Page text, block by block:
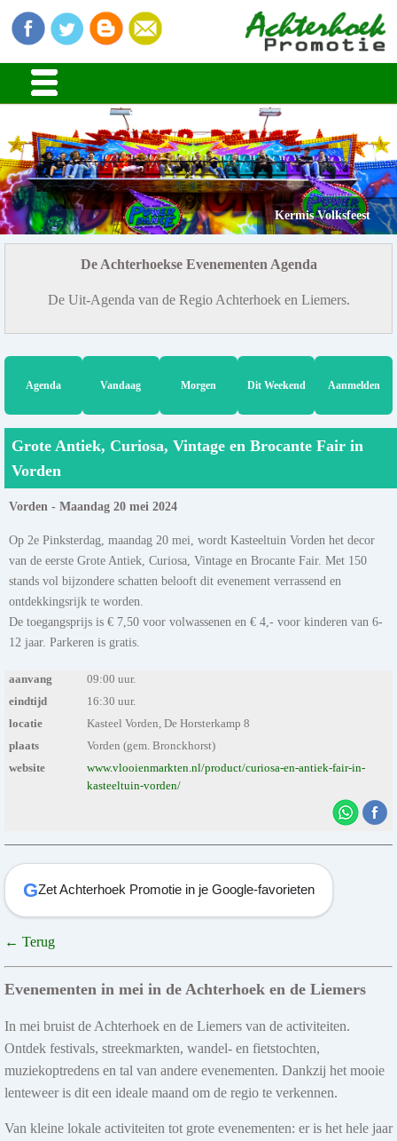
Kermis Volksfeest
De Achterhoekse Evenementen Agenda
De Uit-Agenda van de Regio Achterhoek en Liemers.
Agenda Vandaag Morgen Dit Weekend Aanmelden
Grote Antiek, Curiosa, Vintage en Brocante Fair in
Vorden
Vorden - Maandag 20 mei 2024
Op 2e Pinksterdag, maandag 20 mei, wordt Kasteeltuin Vorden het decor
van de eerste Grote Antiek, Curiosa, Vintage en Brocante Fair. Met 150
stands vol bijzondere schatten belooft dit evenement verrassend en
ontdekkingsrijk te worden.
De toegangsprijs is € 7,50 voor volwassenen en € 4,- voor kinderen van 6-
12 jaar. Parkeren is gratis.
aanvang
09:00 uur.
eindtijd
16:30 uur.
locatie
Kasteel Vorden, De Horsterkamp 8
plaats
Vorden (gem. Bronckhorst)
website
www.vlooienmarkten.nl/product/curiosa-en-antiek-fair-in-
kasteeltuin-vorden/
GZet Achterhoek Promotie in je Google-favorieten
← Terug
Evenementen in mei in de Achterhoek en de Liemers
In mei bruist de Achterhoek en de Liemers van de activiteiten.
Ontdek festivals, streekmarkten, wandel- en fietstochten,
muziekoptredens en tal van andere evenementen. Dankzij het mooie
lenteweer is dit een ideale maand om de regio te verkennen.
Van kleine lokale activiteiten tot grote evenementen: er is het hele jaar